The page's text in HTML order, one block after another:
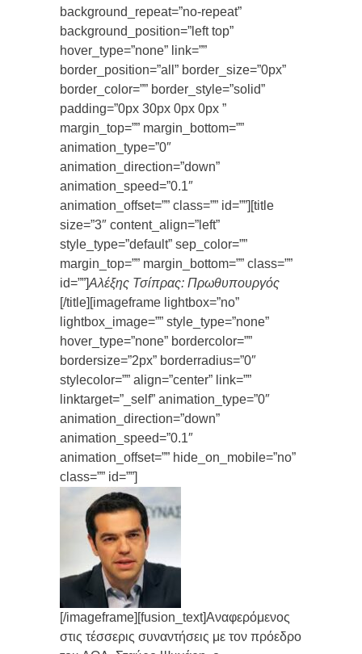
background_repeat=”no-repeat”
background_position=”left top”
hover_type=”none” link=””
border_position=”all” border_size=”0px”
border_color=”” border_style=”solid”
padding=”0px 30px 0px 0px ”
margin_top=”” margin_bottom=””
animation_type=”0″
animation_direction=”down”
animation_speed=”0.1″
animation_offset=”” class=”” id=””][title
size=”3″ content_align=”left”
style_type=”default” sep_color=””
margin_top=”” margin_bottom=”” class=””
id=””]Αλέξης Τσίπρας: Πρωθυπουργός
[/title][imageframe lightbox=”no”
lightbox_image=”” style_type=”none”
hover_type=”none” bordercolor=””
bordersize=”2px” borderradius=”0″
stylecolor=”” align=”center” link=””
linktarget=”_self” animation_type=”0″
animation_direction=”down”
animation_speed=”0.1″
animation_offset=”” hide_on_mobile=”no”
class=”” id=””]
[/imageframe][fusion_text]Αναφερόμενος
στις τέσσερις συναντήσεις με τον πρόεδρο